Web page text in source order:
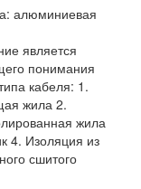
алюминиевая
является
понимания
кабеля: 1.
жила 2.
жила
4. Изоляция из
сшитого